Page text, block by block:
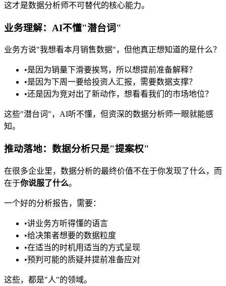
这才是数据分析师不可替代的核心能力。
业务理解：AI不懂"潜台词"
业务方说"我想看本月销售数据"，但他真正想知道的是什么？
•是因为销量下滑要挨骂，所以想提前准备解释？
•是因为下周一要给投资人汇报，需要数据支撑？
•还是因为竞对出了新动作，想看看我们的市场地位？
这些"潜台词"，AI听不懂，但资深的数据分析师一眼就能感
知。
推动落地：数据分析只是"提案权"
在很多企业里，数据分析的最终价值不在于你发现了什么，而
在于你说服了什么。
一个好的分析报告，需要：
•讲业务方听得懂的语言
•给决策者想要的数据粒度
•在适当的时机用适当的方式呈现
•预判可能的质疑并提前准备应对
这些，都是"人"的领域。